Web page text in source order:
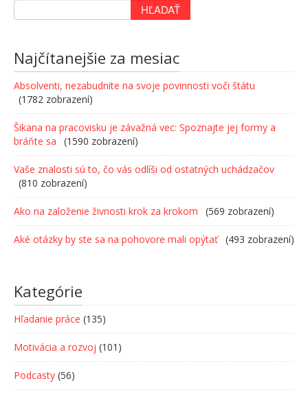
Najčítanejšie za mesiac
Absolventi, nezabudnite na svoje povinnosti voči štátu
(1782 zobrazení)
Šikana na pracovisku je závažná vec: Spoznajte jej formy a
bráňte sa
(1590 zobrazení)
Vaše znalosti sú to, čo vás odlíši od ostatných uchádzačov
(810 zobrazení)
Ako na založenie živnosti krok za krokom (569 zobrazení)
Aké otázky by ste sa na pohovore mali opýtať (493 zobrazení)
Kategórie
Hľadanie práce (135)
Motivácia a rozvoj (101)
Podcasty (56)